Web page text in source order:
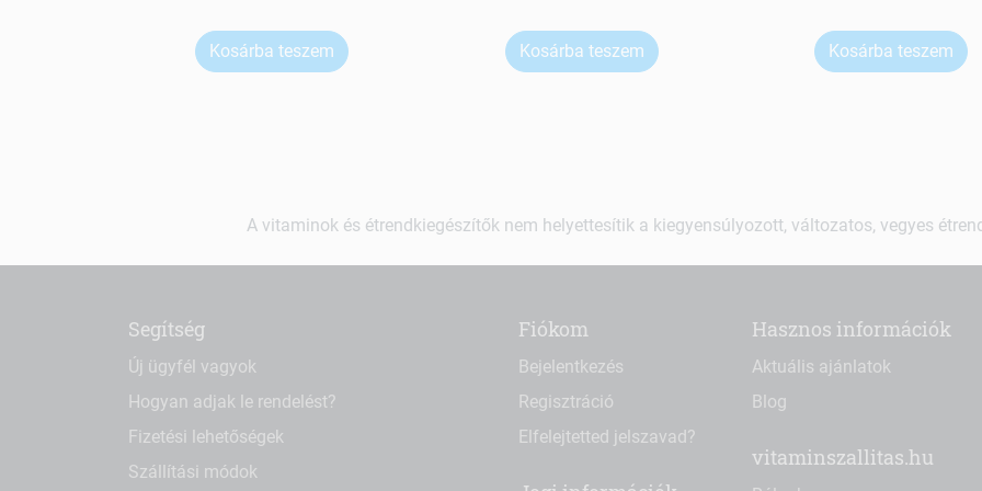
Kosárba teszem Kosárba teszem Kosárba teszem
A vitaminok és étrendkiegészítők nem helyettesítik a kiegyensúlyozott, változatos, vegyes
Segítség
Új ügyfél vagyok
Hogyan adjak le rendelést?
Fizetési lehetőségek
Szállítási módok
Fiókom
Bejelentkezés
Regisztráció
Elfelejtetted jelszavad?
Hasznos információk
Aktuális ajánlatok
Blog
vitaminszallitas.hu